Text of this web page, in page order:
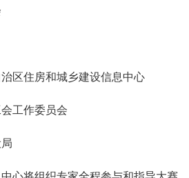
区住房和城乡建设信息中心
工作委员会